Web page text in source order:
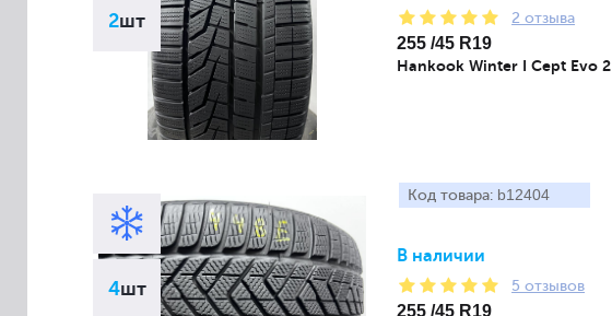
2шт 2 отзыва
255 /45 R19
Hankook Winter I Cept Evo 2
4шт
Код товара: b12404
В наличии
5 отзывов
255 /45 R19